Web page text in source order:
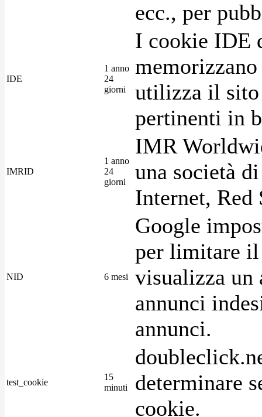
ecc., per
IDE
1 anno
24
giorni
I cookie IDE
utilizza il sito
pertinenti in
IMRID
1 anno
24
giorni
IMR
una società
Internet, Red
NID 6 mesi
Google
per limitare
visualizza un
annunci
annunci.
test_cookie
15
minuti
determinare
cookie.